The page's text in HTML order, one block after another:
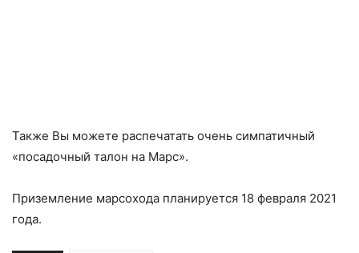
Также Вы можете распечатать очень симпатичный
«посадочный талон на Марс».
Приземление марсохода планируется 18 февраля 2021
года.